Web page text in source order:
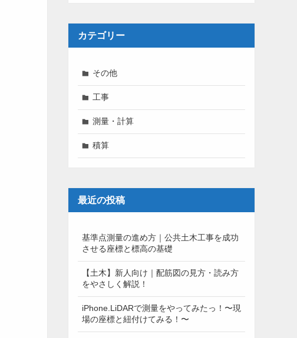
カテゴリー
その他
工事
測量・計算
積算
最近の投稿
基準点測量の進め方｜公共土木工事を成功
させる座標と標高の基礎
【土木】新人向け｜配筋図の見方・読み方
をやさしく解説！
iPhone.LiDARで測量をやってみたっ！〜現
場の座標と紐付けてみる！〜